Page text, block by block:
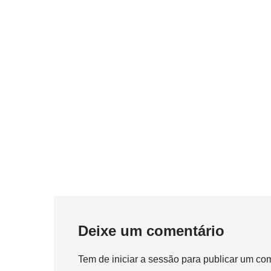
Deixe um comentário
Tem de iniciar a sessão para publicar um